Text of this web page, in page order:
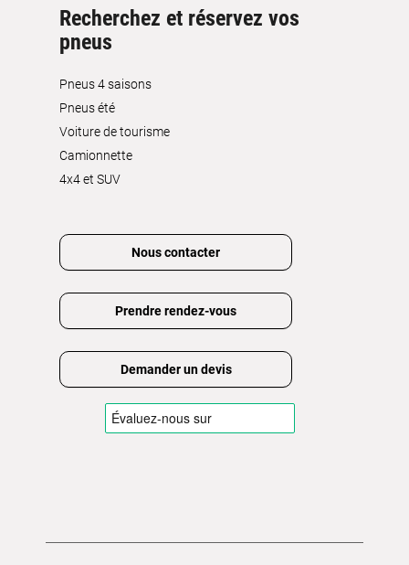
Recherchez et réservez vos
pneus
Pneus 4 saisons
Pneus été
Voiture de tourisme
Camionnette
4x4 et SUV
Nous contacter
Prendre rendez-vous
Demander un devis